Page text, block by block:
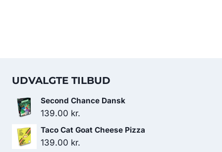
UDVALGTE TILBUD
Second Chance Dansk
139.00 kr.
Taco Cat Goat Cheese Pizza
139.00 kr.